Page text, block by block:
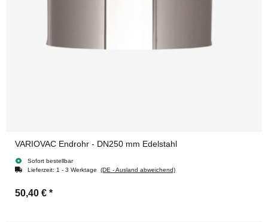
VARIOVAC Endrohr - DN250 mm Edelstahl
Sofort bestellbar
Lieferzeit: 1 - 3 Werktage (DE - Ausland abweichend)
50,40 € *